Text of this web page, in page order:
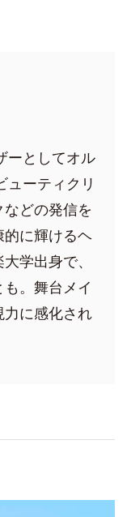
ーとしてオル
ューティクリ
どの発信を
に輝けるヘ
学出身で、
。舞台メイ
力に感化され